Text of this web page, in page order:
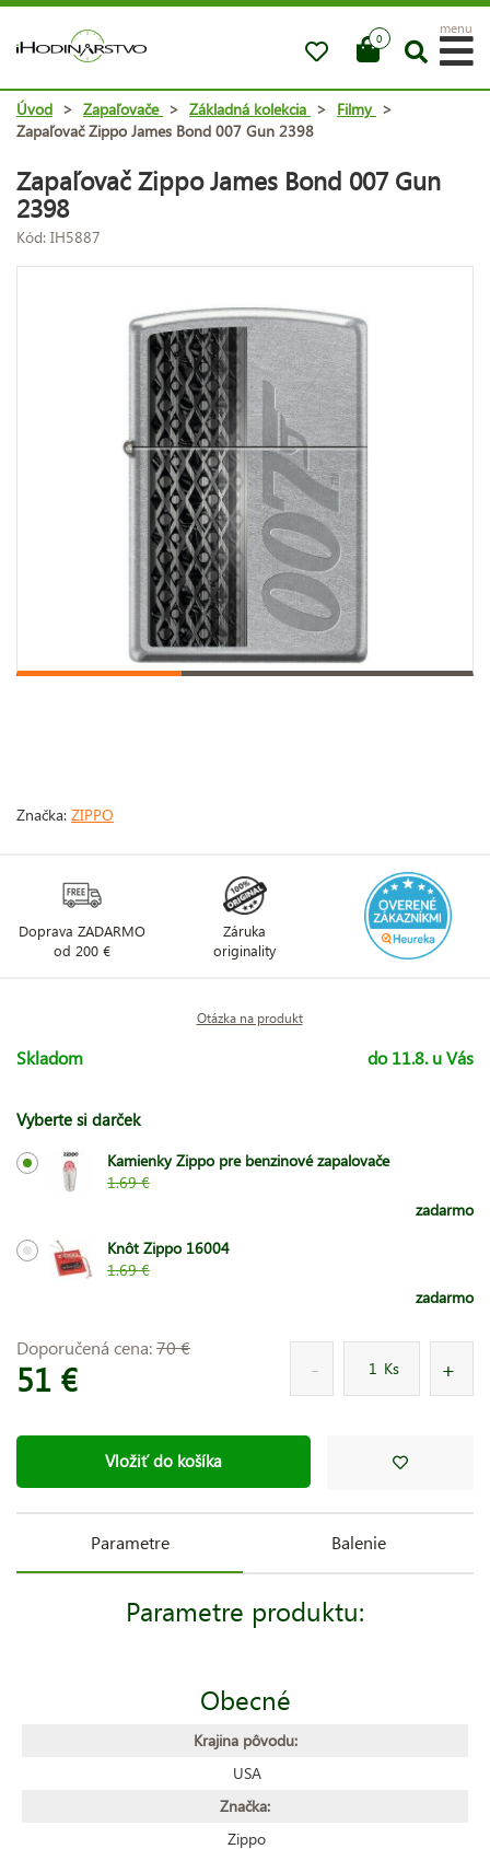
0
menu
Úvod > Zapaľovače > Základná kolekcia > Filmy >
Zapaľovač Zippo James Bond 007 Gun 2398
Zapaľovač Zippo James Bond 007 Gun
2398
Kód: IH5887
Značka: ZIPPO
Doprava ZADARMO
od 200 €
Záruka
originality
Otázka na produkt
Skladom do 11.8. u Vás
Vyberte si darček
Kamienky Zippo pre benzinové zapalovače
1.69 €
zadarmo
Knôt Zippo 16004
1.69 €
zadarmo
Doporučená cena:70 €
51 € Ks
Vložiť do košíka
Parametre Balenie
Parametre produktu:
Obecné
Krajina pôvodu:
USA
Značka:
Zippo